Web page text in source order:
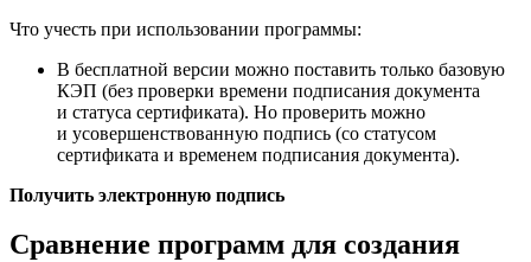
Что учесть при использовании программы:
В бесплатной версии можно поставить только базовую
КЭП (без проверки времени подписания документа
и статуса сертификата). Но проверить можно
и усовершенствованную подпись (со статусом
сертификата и временем подписания документа).
Получить электронную подпись
Сравнение программ для создания